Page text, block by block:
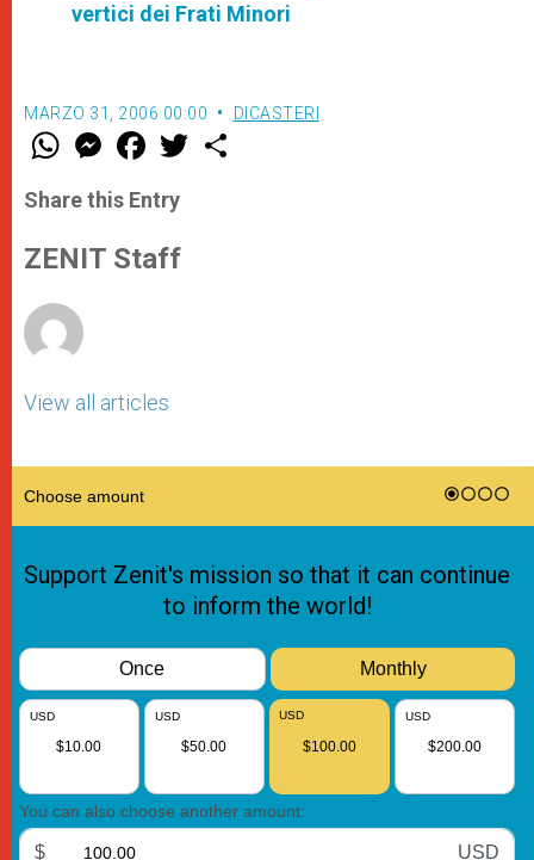
vertici dei Frati Minori
MARZO 31, 2006 00:00 DICASTERI
W
t
s
p
p
M
e
s
e
g
e
F
a
e
b
o
k
w
Share this Entry
ZENIT Staff
View all articles